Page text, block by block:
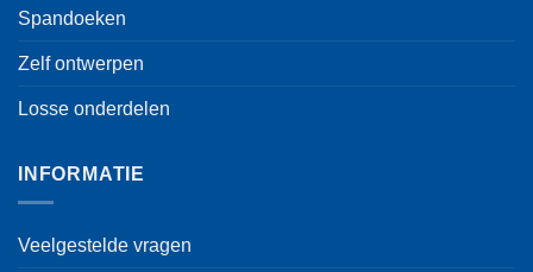
Spandoeken
Zelf ontwerpen
Losse onderdelen
INFORMATIE
Veelgestelde vragen